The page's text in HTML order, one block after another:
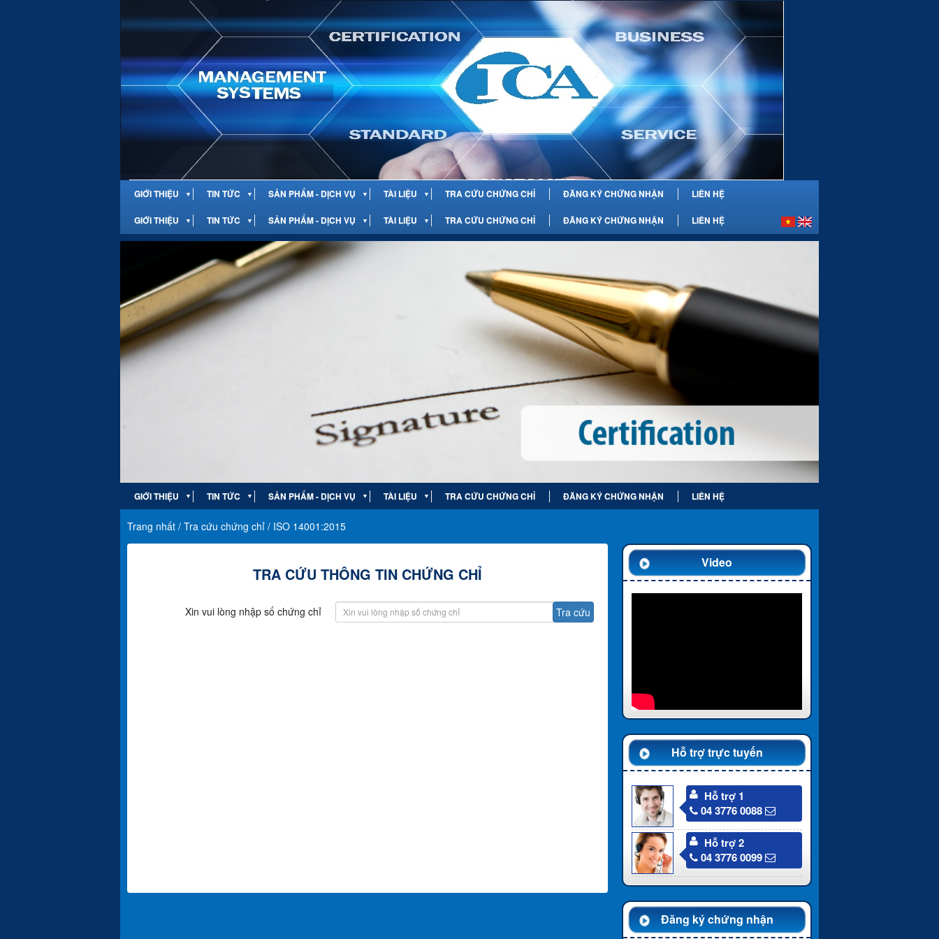
GIỚI THIỆU ▼ TIN TỨC ▼ SẢN PHẨM - DỊCH VỤ ▼ TÀI LIỆU ▼ TRA CỨU CHỨNG CHỈ ĐĂNG KÝ CHỨNG NHẬN LIÊN HỆ
GIỚI THIỆU ▼ TIN TỨC ▼ SẢN PHẨM - DỊCH VỤ ▼ TÀI LIỆU ▼ TRA CỨU CHỨNG CHỈ ĐĂNG KÝ CHỨNG NHẬN LIÊN HỆ
GIỚI THIỆU ▼ TIN TỨC ▼ SẢN PHẨM - DỊCH VỤ ▼ TÀI LIỆU ▼ TRA CỨU CHỨNG CHỈ ĐĂNG KÝ CHỨNG NHẬN LIÊN HỆ
Trang nhất / Tra cứu chứng chỉ / ISO 14001:2015
TRA CỨU THÔNG TIN CHỨNG CHỈ
Xin vui lòng nhập số chứng chỉ
Video
Hỗ trợ trực tuyến
Hỗ trợ 1
04 3776 0088
Hỗ trợ 2
04 3776 0099
Đăng ký chứng nhận